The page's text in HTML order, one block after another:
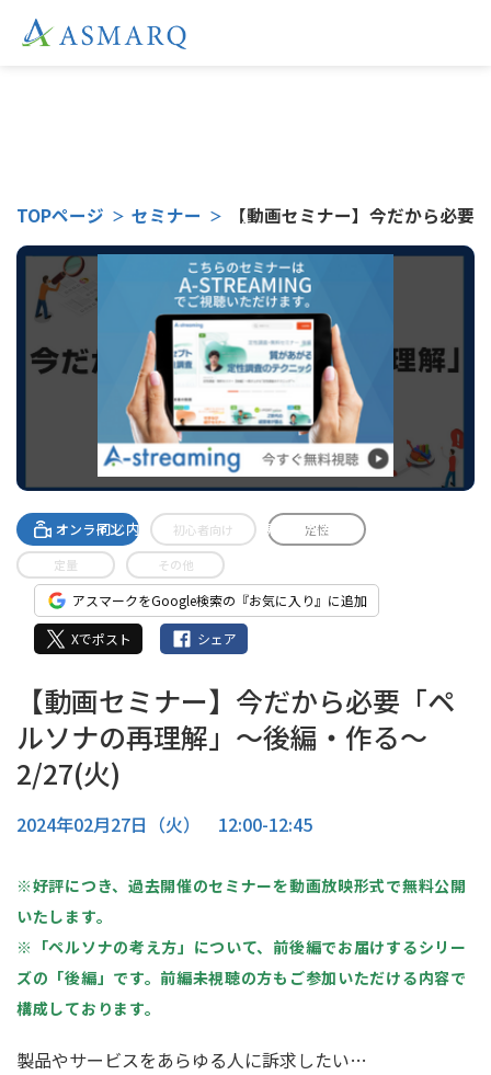
TOPページ セミナー 【動画セミナー】今だから必
受付終了となりました。
同じ内容のセミナーがご視聴いただけます。
オンライン 初心者向け 定性
定量 その他
アスマークをGoogle検索の『お気に入り』に追加
Xでポスト シェア
【動画セミナー】今だから必要「ペ
ルソナの再理解」～後編・作る～
2/27(火)
2024年02月27日（火） 12:00-12:45
※好評につき、過去開催のセミナーを動画放映形式で無料公開
いたします。
※「ペルソナの考え方」について、前後編でお届けするシリー
ズの「後編」です。前編未視聴の方もご参加いただける内容で
構成しております。
製品やサービスをあらゆる人に訴求したい…